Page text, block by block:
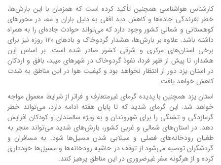
کارشناس هواشناسی همچنین تأکید کرده است که همزمان با این بارش‌ها،
خطر لغزندگی جاده‌ها و کاهش دید افقی به دلیل باران و مه، در محورهای
کوهستانی و شمالی کشور وجود دارد که می‌تواند حوادث جاده‌ای را به همراه
داشته باشد. علاوه بر بارش‌ها، هشدار گردوخاک و بادهای ۱۲۰ روزه نیز برای
برخی استان‌های مرکزی و شرقی کشور صادر شده است. بر اساس این
هشدار، تا پیش از ظهر فردا، نفوذ گردوخاک در شهرهای میبد، بافق و اردکان
در استان یزد دور از انتظار نخواهد بود و کیفیت هوا در این مناطق به شدت
کاهش خواهد یافت.
استان یزد همچنین با پدیده گرمای غیرمتعارف و فراتر از شرایط معمول مواجه
خواهد شد. این گرمای شدید که تا پایان هفته ادامه دارد، می‌تواند خطر
گرمازدگی و تشنگی را برای شهروندان و به ویژه سالمندان و کودکان افزایش
دهد. در استان‌های شمالی و غربی کشور، بارش‌های شدید می‌تواند منجر به
طغیان رودخانه‌های فصلی و سیلابی شدن مسیل‌ها شود. به مسافران و
گردشگران توصیه می‌شود از توقف در حاشیه رودخانه‌ها و مسیل‌ها خودداری
کرده و از هرگونه سفر غیرضروری در این مناطق پرهیز کنند.